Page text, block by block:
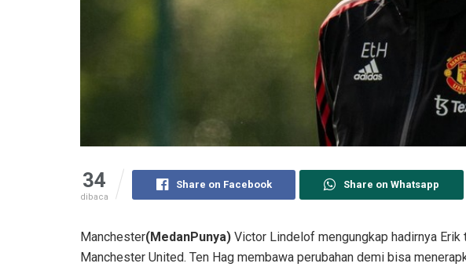
34
dibaca
Share on Facebook Share on Whatsapp
Manchester(MedanPunya) Victor Lindelof mengungkap hadirnya Erik
Manchester United. Ten Hag membawa perubahan demi bisa